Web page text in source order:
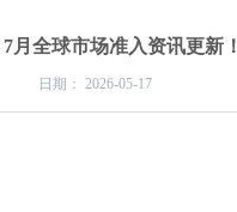
月全球市场准入资讯更新！
日期： 2026-05-17